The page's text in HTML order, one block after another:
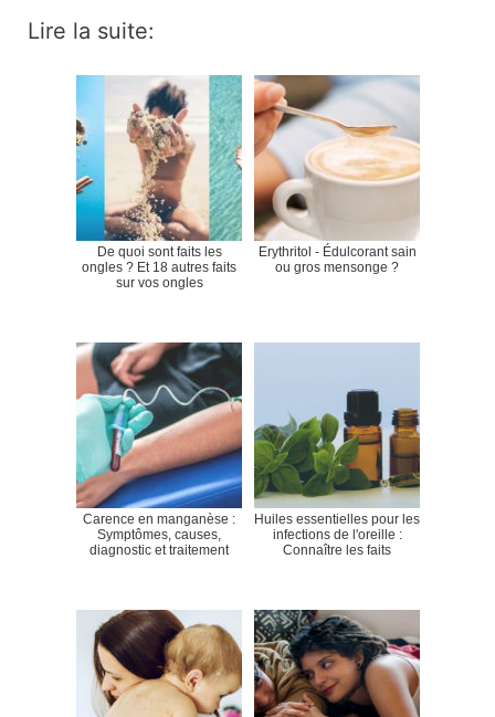
Lire la suite:
De quoi sont faits les
ongles ? Et 18 autres faits
sur vos ongles
Erythritol - Édulcorant sain
ou gros mensonge ?
Carence en manganèse :
Symptômes, causes,
diagnostic et traitement
Huiles essentielles pour les
infections de l'oreille :
Connaître les faits